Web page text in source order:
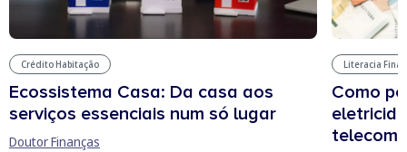
Crédito Habitação
Ecossistema Casa: Da casa aos
serviços essenciais num só lugar
Doutor Finanças
Literacia
Como